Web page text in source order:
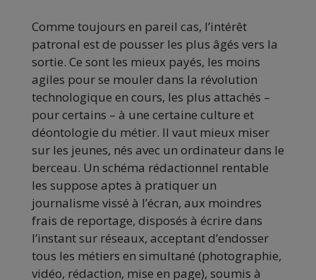
Comme toujours en pareil cas, l’intérêt
patronal est de pousser les plus âgés vers la
sortie. Ce sont les mieux payés, les moins
agiles pour se mouler dans la révolution
technologique en cours, les plus attachés –
pour certains – à une certaine culture et
déontologie du métier. Il vaut mieux miser
sur les jeunes, nés avec un ordinateur dans le
berceau. Un schéma rédactionnel rentable
les suppose aptes à pratiquer un
journalisme vissé à l’écran, aux moindres
frais de reportage, disposés à écrire dans
l’instant sur réseaux, acceptant d’endosser
tous les métiers en simultané (photographie,
vidéo, rédaction, mise en page), soumis à